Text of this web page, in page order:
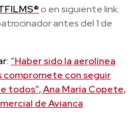
o en siguiente link:
antes del 1 de
“Haber sido la aerolínea
compromete con seguir
todos”, Ana María Copete,
de Avianca